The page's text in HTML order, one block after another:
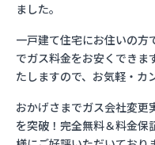
ました。
一戸建て住宅にお住いの方
でガス料金をお安くできま
たしますので、お気軽・カ
おかげさまでガス会社変更
を突破！完全無料＆料金保